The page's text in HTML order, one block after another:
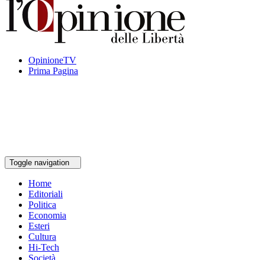
OpinioneTV
Prima Pagina
Toggle navigation
Home
Editoriali
Politica
Economia
Esteri
Cultura
Hi-Tech
Società